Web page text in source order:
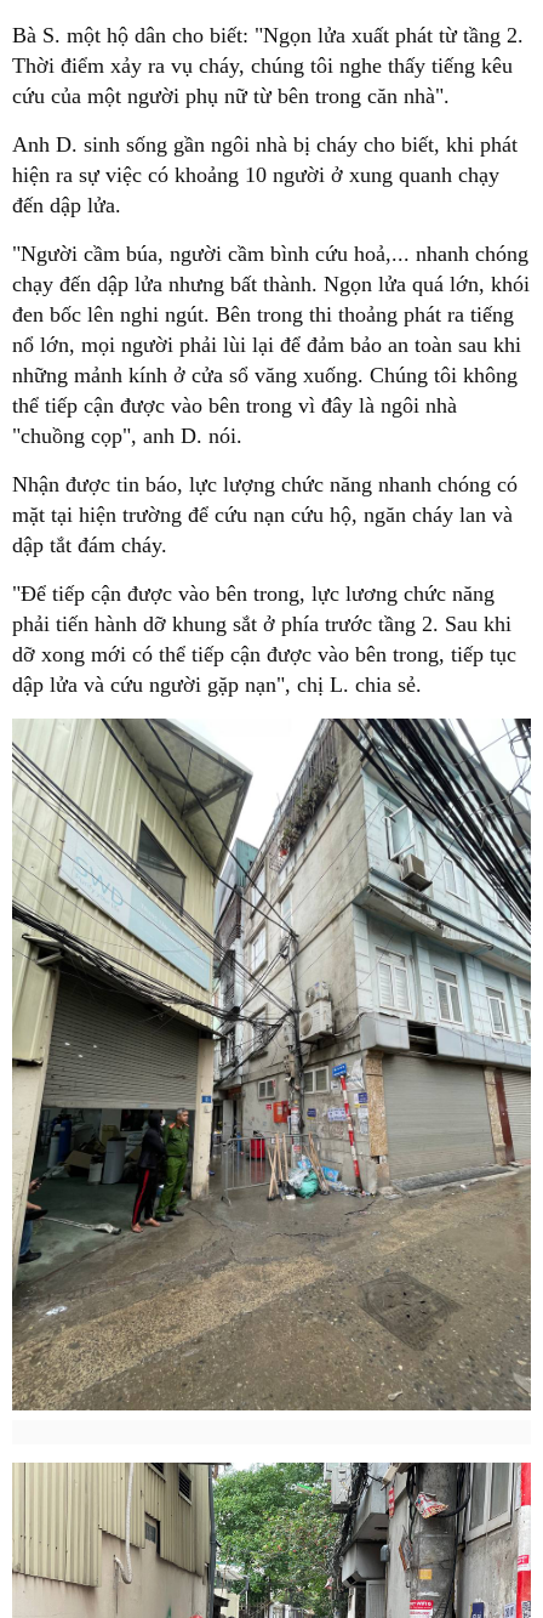
Bà S. một hộ dân cho biết: "Ngọn lửa xuất phát từ tầng 2.
Thời điểm xảy ra vụ cháy, chúng tôi nghe thấy tiếng kêu
cứu của một người phụ nữ từ bên trong căn nhà".
Anh D. sinh sống gần ngôi nhà bị cháy cho biết, khi phát
hiện ra sự việc có khoảng 10 người ở xung quanh chạy
đến dập lửa.
"Người cầm búa, người cầm bình cứu hoả,... nhanh chóng
chạy đến dập lửa nhưng bất thành. Ngọn lửa quá lớn, khói
đen bốc lên nghi ngút. Bên trong thi thoảng phát ra tiếng
nổ lớn, mọi người phải lùi lại để đảm bảo an toàn sau khi
những mảnh kính ở cửa sổ văng xuống. Chúng tôi không
thể tiếp cận được vào bên trong vì đây là ngôi nhà
"chuồng cọp", anh D. nói.
Nhận được tin báo, lực lượng chức năng nhanh chóng có
mặt tại hiện trường để cứu nạn cứu hộ, ngăn cháy lan và
dập tắt đám cháy.
"Để tiếp cận được vào bên trong, lực lương chức năng
phải tiến hành dỡ khung sắt ở phía trước tầng 2. Sau khi
dỡ xong mới có thể tiếp cận được vào bên trong, tiếp tục
dập lửa và cứu người gặp nạn", chị L. chia sẻ.